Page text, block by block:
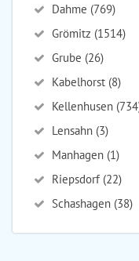
Dahme (769)
Grömitz (1514)
Grube (26)
Kabelhorst (8)
Kellenhusen
Lensahn (3)
Manhagen (1)
Riepsdorf (22)
Schashagen (38)